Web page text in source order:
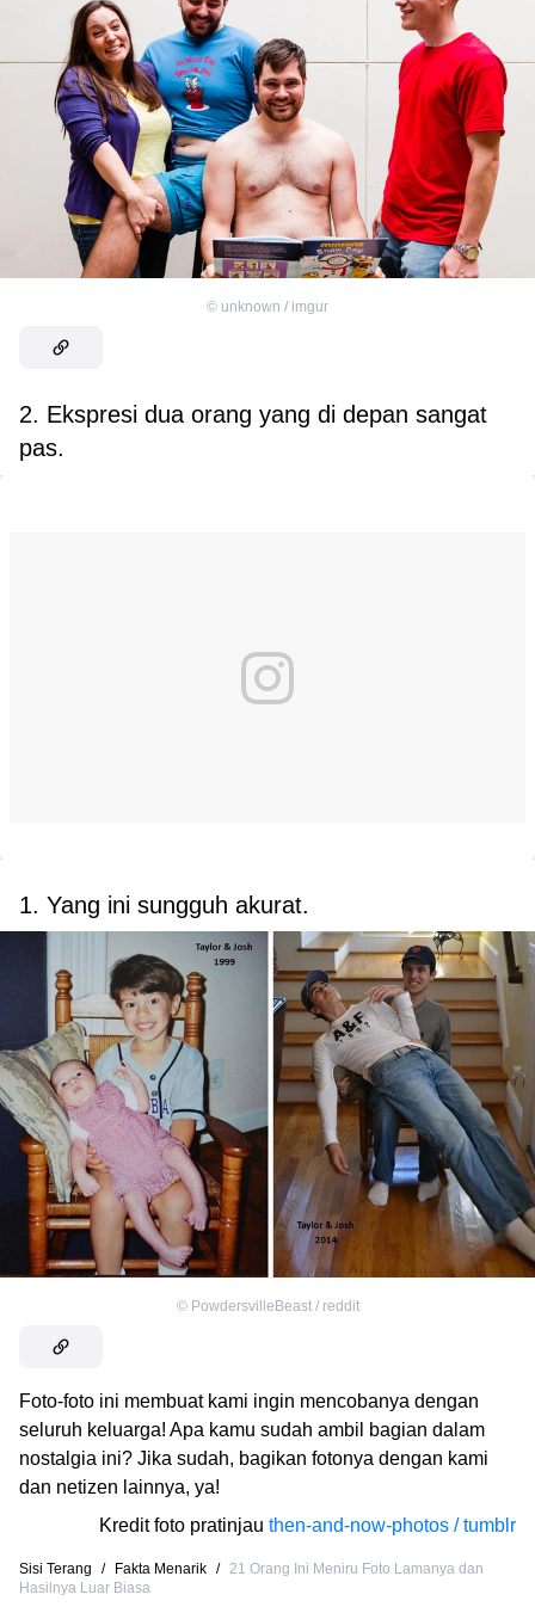
© unknown / imgur
2. Ekspresi dua orang yang di depan sangat
pas.
1. Yang ini sungguh akurat.
© PowdersvilleBeast / reddit
Foto-foto ini membuat kami ingin mencobanya dengan
seluruh keluarga! Apa kamu sudah ambil bagian dalam
nostalgia ini? Jika sudah, bagikan fotonya dengan kami
dan netizen lainnya, ya!
Kredit foto pratinjau then-and-now-photos / tumblr
Sisi Terang / Fakta Menarik / 21 Orang Ini Meniru Foto Lamanya dan
Hasilnya Luar Biasa